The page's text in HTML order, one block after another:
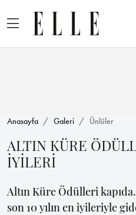
Anasayfa Galeri Ünlüler
ALTIN KÜRE
İYİLERİ
Altın Küre Ödülleri kapıda.
son 10 yılın en iyileriyle